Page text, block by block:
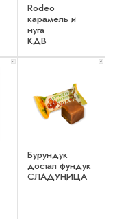
Rodeo
карамель и
нуга
КДВ
x 1 x 1
Бурундук
достал фундук
СЛАДУНИЦА